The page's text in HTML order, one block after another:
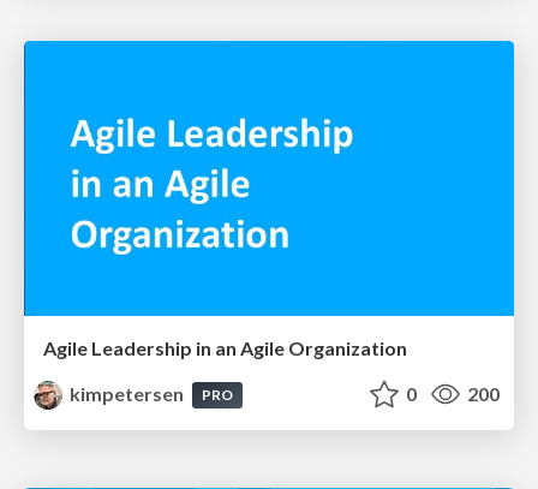
Agile Leadership in an Agile Organization
kimpetersen
PRO 0 200